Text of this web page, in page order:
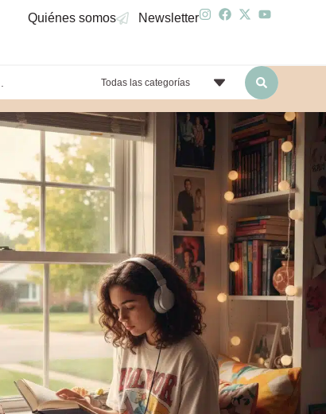
Quiénes somos Newsletter
Todas las categorías